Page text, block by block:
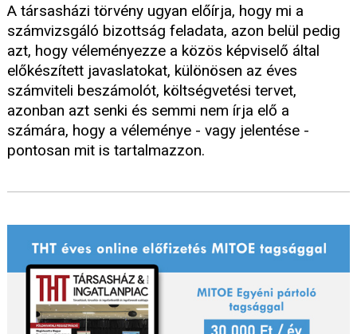
A társasházi törvény ugyan előírja, hogy mi a
számvizsgáló bizottság feladata, azon belül pedig
azt, hogy véleményezze a közös képviselő által
előkészített javaslatokat, különösen az éves
számviteli beszámolót, költségvetési tervet,
azonban azt senki és semmi nem írja elő a
számára, hogy a véleménye - vagy jelentése -
pontosan mit is tartalmazzon.